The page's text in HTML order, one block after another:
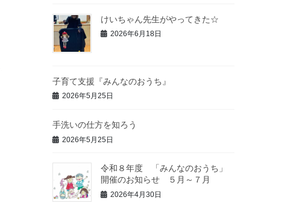
けいちゃん先生がやってきた☆
2026年6月18日
子育て支援『みんなのおうち』
2026年5月25日
手洗いの仕方を知ろう
2026年5月25日
令和８年度 「みんなのおうち」
開催のお知らせ ５月～７月
2026年4月30日